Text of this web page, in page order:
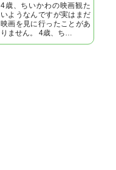
4歳、ちいかわの映画観た
いようなんですが実はまだ
映画を見に行ったことがあ
りません。 4歳、ち…